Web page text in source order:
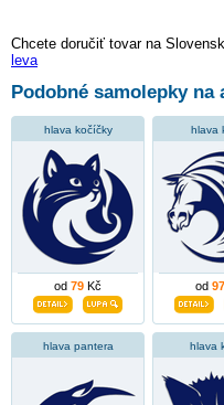
Chcete doručiť tovar na
leva
Podobné samolepky na
hlava kočíčky
od 79 Kč
hlava
od 97
hlava pantera hlava